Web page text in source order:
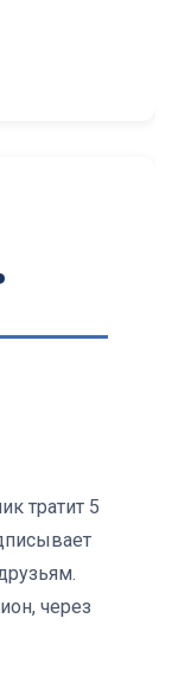
тратит 5
через